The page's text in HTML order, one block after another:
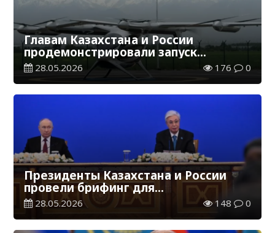
Главам Казахстана и России
продемонстрировали запуск
беспилотного грузового
автомаршрута «Астана – Москва»
28.05.2026 176 0
Президенты Казахстана и России
провели брифинг для
представителей СМИ
28.05.2026 148 0